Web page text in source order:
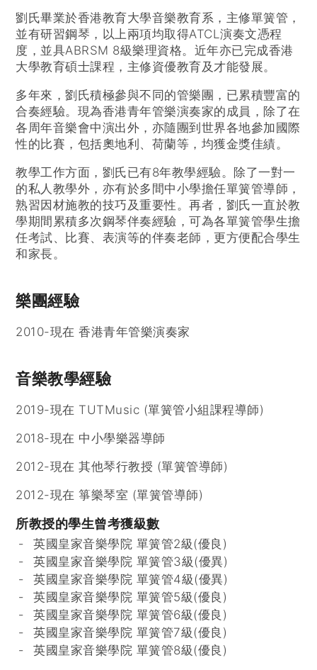
劉氏畢業於香港教育大學音樂教育系，主修單簧管，
並有研習鋼琴，以上兩項均取得ATCL演奏文憑程
度，並具ABRSM 8級樂理資格。近年亦已完成香港
大學教育碩士課程，主修資優教育及才能發展。
多年來，劉氏積極參與不同的管樂團，已累積豐富的
合奏經驗。現為香港青年管樂演奏家的成員，除了在
各周年音樂會中演出外，亦隨團到世界各地參加國際
性的比賽，包括奧地利、荷蘭等，均獲金獎佳績。
教學工作方面，劉氏已有8年教學經驗。除了一對一
的私人教學外，亦有於多間中小學擔任單簧管導師，
熟習因材施教的技巧及重要性。再者，劉氏一直於教
學期間累積多次鋼琴伴奏經驗，可為各單簧管學生擔
任考試、比賽、表演等的伴奏老師，更方便配合學生
和家長。
樂團經驗
2010-現在 香港青年管樂演奏家
音樂教學經驗
2019-現在 TUTMusic (單簧管小組課程導師)
2018-現在 中小學樂器導師
2012-現在 其他琴行教授 (單簧管導師)
2012-現在 箏樂琴室 (單簧管導師)
所教授的學生曾考獲級數
英國皇家音樂學院 單簧管2級(優良)
英國皇家音樂學院 單簧管3級(優異)
英國皇家音樂學院 單簧管4級(優異)
英國皇家音樂學院 單簧管5級(優良)
英國皇家音樂學院 單簧管6級(優良)
英國皇家音樂學院 單簧管7級(優良)
英國皇家音樂學院 單簧管8級(優良)